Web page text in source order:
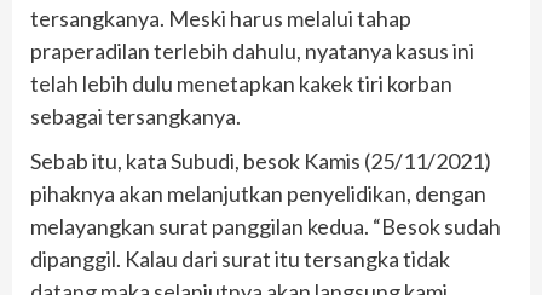
tersangkanya. Meski harus melalui tahap
praperadilan terlebih dahulu, nyatanya kasus ini
telah lebih dulu menetapkan kakek tiri korban
sebagai tersangkanya.
Sebab itu, kata Subudi, besok Kamis (25/11/2021)
pihaknya akan melanjutkan penyelidikan, dengan
melayangkan surat panggilan kedua. “Besok sudah
dipanggil. Kalau dari surat itu tersangka tidak